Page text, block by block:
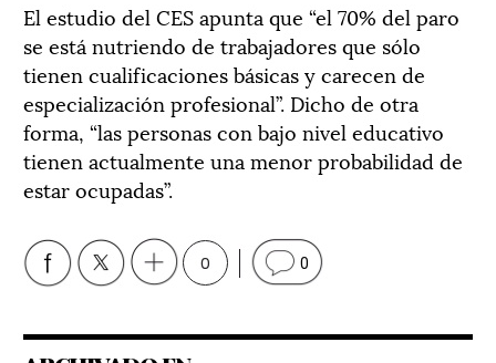
El estudio del CES apunta que “el 70% del paro
se está nutriendo de trabajadores que sólo
tienen cualificaciones básicas y carecen de
especialización profesional”. Dicho de otra
forma, “las personas con bajo nivel educativo
tienen actualmente una menor probabilidad de
estar ocupadas”.
0 0